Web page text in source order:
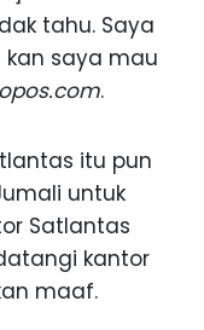
tahu. Saya
kan saya mau
.
itu pun
untuk
Satlantas
kantor
maaf.